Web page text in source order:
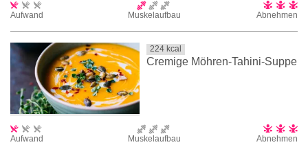
Aufwand Muskelaufbau Abnehmen
224 kcal
Cremige Möhren-Tahini-Suppe
Aufwand Muskelaufbau Abnehmen